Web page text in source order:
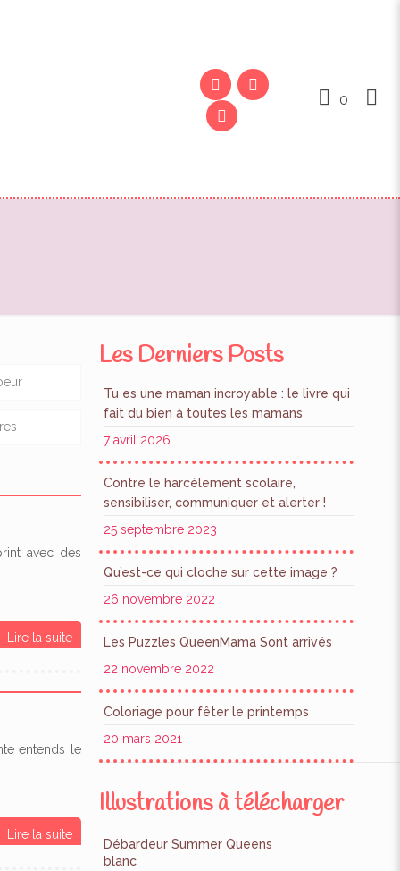
0
avec des
Lire la suite
entends le
Lire la suite
Les Derniers Posts
Tu es une maman incroyable : le livre qui
fait du bien à toutes les mamans
7 avril 2026
Contre le harcèlement scolaire,
sensibiliser, communiquer et alerter !
25 septembre 2023
Qu’est-ce qui cloche sur cette image ?
26 novembre 2022
Les Puzzles QueenMama Sont arrivés
22 novembre 2022
Coloriage pour fêter le printemps
20 mars 2021
Illustrations à télécharger
Débardeur Summer Queens
blanc